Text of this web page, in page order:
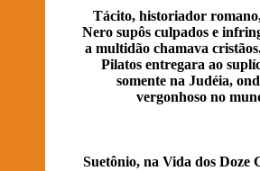
Tácito, historiador
Nero supôs culpados e
a multidão chamava
Pilatos entregara ao
somente na Judéia,
vergonhoso no
Suetônio, na Vida dos Doze